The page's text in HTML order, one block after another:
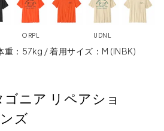
ORPL UDNL
重：57kg / 着用サイズ：M (INBK)
ニア リペアショ
ズ